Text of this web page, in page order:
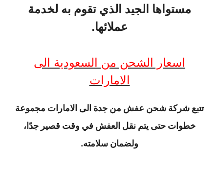
مستواها الجيد الذي تقوم به لخدمة
عملائها.
اسعار الشحن من السعودية الى
الامارات
تتبع شركة شحن عفش من جدة الى الامارات مجموعة
خطوات حتى يتم نقل العفش في وقت قصير جدًا،
ولضمان سلامته.